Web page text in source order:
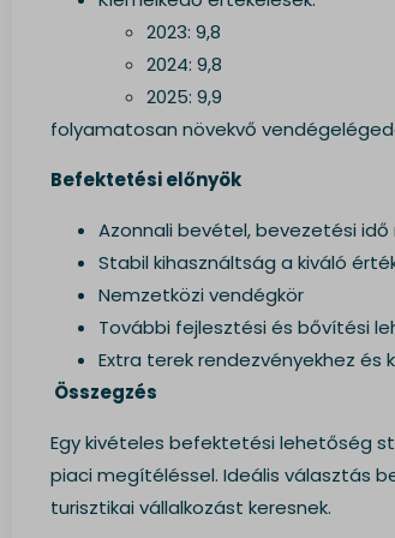
2023: 9,8
2024: 9,8
2025: 9,9
folyamatosan növekvő
Befektetési előnyök
Azonnali bevétel, bevezetési idő
Stabil kihasználtság a kiváló
Nemzetközi vendégkör
További fejlesztési és bővítési
Extra terek rendezvényekhez
Összegzés
Egy kivételes befektetési lehetőség
piaci megítéléssel. Ideális választás
turisztikai vállalkozást keresnek.